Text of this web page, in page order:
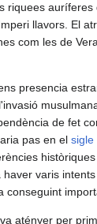
riquees
llavors. El
com les de
presencia
de fet
pas en el sigle
haver varis
conseguint
atényer per